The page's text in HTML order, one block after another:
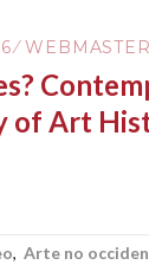
WEBMASTER
of Art
, Arte no